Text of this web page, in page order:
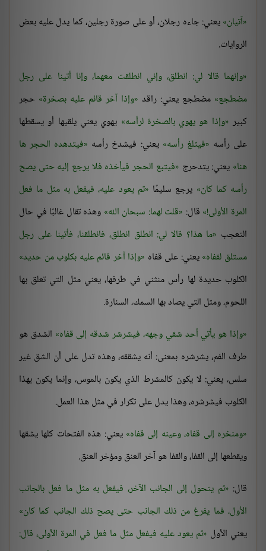
آتيان يعني: جاءه رجلان، أو على صورة رجلين، كما يدل عليه بعض
الروايات.
وإنهما قالا لي: انطلق، وإني انطلقت معهما، وإنا أتينا على رجل
مضطجع مضطجع يعني: راقد وإذا آخر قائم عليه بصخرة حجر
كبير وإذا هو يهوي بالصخرة لرأسه يهوي يعني يلقيها أو يسقطها
على رأسه فيثلغ رأسه يعني: فيشدخ رأسه فيتدهده الحجر ها
هنا يعني: يتدحرج فيتبع الحجر فيأخذه فلا يرجع إليه حتى يصح
رأسه كما كان يرجع سليمًا ثم يعود عليه، فيفعل به مثل ما فعل
المرة الأولى! قال: قلت لهما: سبحان الله وهذه تقال غالبًا في حال
التعجب ما هذا؟ قالا لي: انطلق انطلق، فانطلقنا، فأتينا على رجل
مستلق لقفاه يعني: على قفاه وإذا آخر قائم عليه بكلوب من حديد
الكلوب حديدة لها رأس منثني في طرفها، يعني مثل التي تعلق بها
اللحوم، ومثل التي يصاد بها السمك، السنارة.
وإذا هو يأتي أحد شقي وجهه، فيشرشر شدقه إلى قفاه الشدق هو
طرف الفم، يشرشره بمعنى: أنه يشققه، وهذه تدل على أن الشق غير
سلس، يعني: لا يكون كالمشرط الذي يكون بالموس، وإنما يكون بهذا
الكلوب فيشرشره، وهذا يدل على تكرار في مثل هذا العمل.
ومنخره إلى قفاه، وعينه إلى قفاه يعني: هذه الفتحات كلها يشقها
ويقطعها إلى القفا، والقفا هو آخر العنق ومؤخر العنق.
قال: ثم يتحول إلى الجانب الآخر، فيفعل به مثل ما فعل بالجانب
الأول، فما يفرغ من ذلك الجانب حتى يصح ذلك الجانب كما كان
يعني الأول ثم يعود عليه فيفعل مثل ما فعل في المرة الأولى، قال: